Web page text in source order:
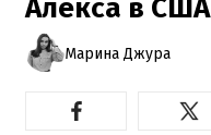
Алекса в США
Марина Джура